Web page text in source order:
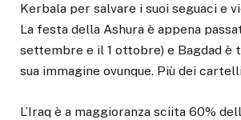
Kerbala per salvare i suoi seguaci e
La festa della Ashura è appena
settembre e il 1 ottobre) e Bagdad è
sua immagine ovunque. Più dei
L’Iraq è a maggioranza sciita 60%